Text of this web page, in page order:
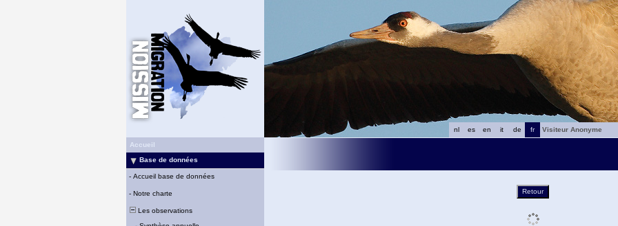
fr
de
it
en
es
nl
Visiteur Anonyme
Accueil
Base de données
- Accueil base de données
- Notre charte
Les observations